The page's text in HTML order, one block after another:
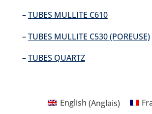
–TUBES MULLITE C610
–TUBES MULLITE C530 (POREUSE)
–TUBES QUARTZ
English (Anglais)